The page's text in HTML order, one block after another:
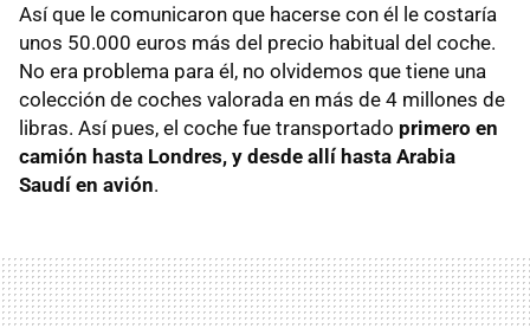
Así que le comunicaron que hacerse con él le costaría
unos 50.000 euros más del precio habitual del coche.
No era problema para él, no olvidemos que tiene una
colección de coches valorada en más de 4 millones de
libras. Así pues, el coche fue transportado primero en
camión hasta Londres, y desde allí hasta Arabia
Saudí en avión.